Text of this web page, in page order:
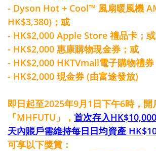
- Dyson Hot + Cool™ 風扇暖風機
HK$3,380)；或
- HK$2,000 Apple Store 禮品卡；或
- HK$2,000 惠康購物現金券；或
- HK$2,000 HKTVmall電子購物禮
- HK$2,000 現金券 (由富途發放)
即日起至2025年9月1日下午6時，
「MHFUTU」， 首次存入
天內賬戶需維持每日日均資產
可享以下獎賞：